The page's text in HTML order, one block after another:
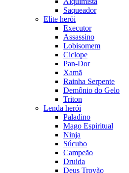
Saqueador
Elite herói
Executor
Assassino
Lobisomem
Ciclope
Pan-Dor
Xamã
Rainha Serpente
Demônio do Gelo
Triton
Lenda herói
Paladino
Mago Espiritual
Ninja
Súcubo
Campeão
Druida
Deus Trovão